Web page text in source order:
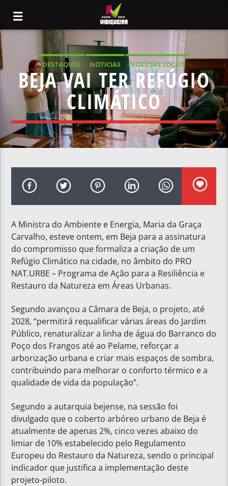
DESTAQUES NOTICIAS
NOTÍCIAS LOCAIS
NOTÍCIAS NACIONAIS
BEJA VAI TER REFÚGIO
CLIMÁTICO
A Ministra do Ambiente e Energia, Maria da Graça
Carvalho, esteve ontem, em Beja para a assinatura
do compromisso que formaliza a criação de um
Refúgio Climático na cidade, no âmbito do PRO
NAT.URBE – Programa de Ação para a Resiliência e
Restauro da Natureza em Áreas Urbanas.
Segundo avançou a Câmara de Beja, o projeto, até
2028, “permitirá requalificar várias áreas do Jardim
Público, renaturalizar a linha de água do Barranco do
Poço dos Frangos até ao Pelame, reforçar a
arborização urbana e criar mais espaços de sombra,
contribuindo para melhorar o conforto térmico e a
qualidade de vida da população”.
Segundo a autarquia bejense, na sessão foi
divulgado que o coberto arbóreo urbano de Beja é
atualmente de apenas 2%, cinco vezes abaixo do
limiar de 10% estabelecido pelo Regulamento
Europeu do Restauro da Natureza, sendo o principal
indicador que justifica a implementação deste
projeto-piloto.